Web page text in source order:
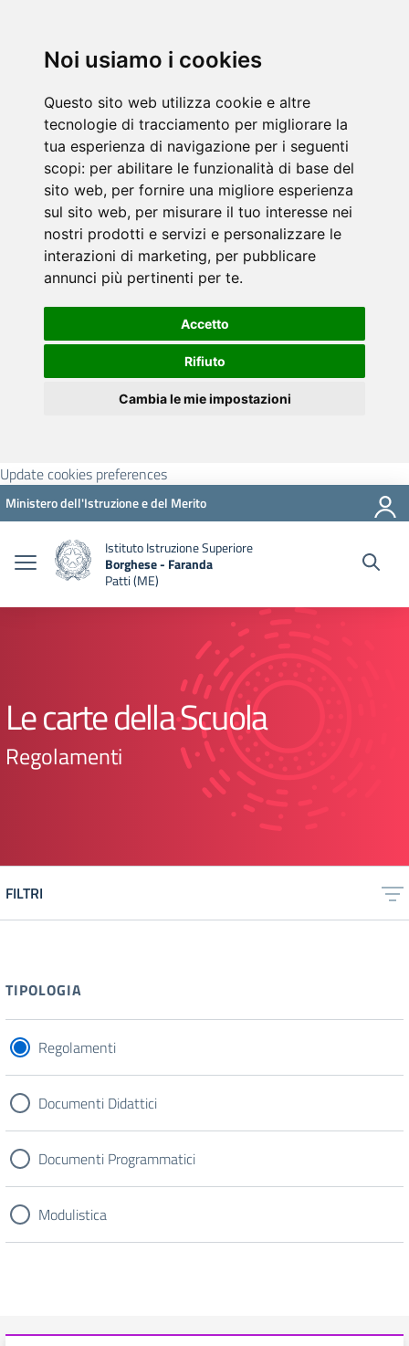
Noi usiamo i cookies
Questo sito web utilizza cookie e altre
tecnologie di tracciamento per migliorare la
tua esperienza di navigazione per i seguenti
scopi: per abilitare le funzionalità di base del
sito web, per fornire una migliore esperienza
sul sito web, per misurare il tuo interesse nei
nostri prodotti e servizi e personalizzare le
interazioni di marketing, per pubblicare
annunci più pertinenti per te.
Accetto
Rifiuto
Cambia le mie impostazioni
Update cookies preferences
Ministero dell'Istruzione e del Merito
Istituto Istruzione Superiore
Borghese - Faranda
Patti (ME)
Le carte della Scuola
Regolamenti
FILTRI
TIPOLOGIA
Regolamenti
Documenti Didattici
Documenti Programmatici
Modulistica